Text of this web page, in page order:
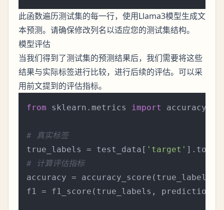
此函数遍历测试集的每一行，使用Llama3模型生成文
本预测。请确保修改列名以适应您的测试集结构。
模型评估
当我们得到了测试集的预测结果后，我们需要将这些
结果与实际标签进行比较，进行后续的评估。可以采
用前文提到的评估指标。
from sklearn.metrics import
# 真实标签
true_labels = test_data[ 'target'
# 计算评估指标
accuracy =
f1 = f1_score(true_labels, predictions,